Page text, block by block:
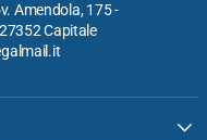
Amendola, 175 -
Capitale